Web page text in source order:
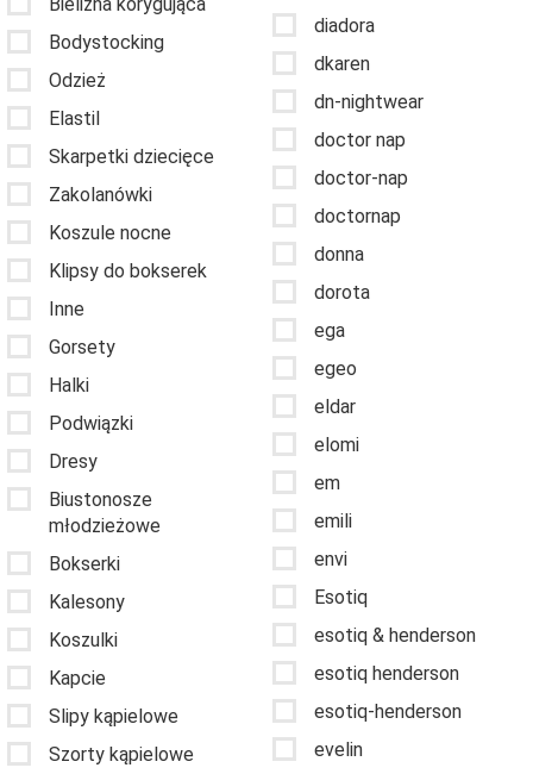
Bodystocking
Odzież
Elastil
Skarpetki dziecięce
Zakolanówki
Koszule nocne
Klipsy do bokserek
Inne
Gorsety
Halki
Podwiązki
Dresy
Biustonosze
młodzieżowe
Bokserki
Kalesony
Koszulki
Kapcie
Slipy kąpielowe
Szorty kąpielowe
diadora
dkaren
dn-nightwear
doctor nap
doctor-nap
doctornap
donna
dorota
ega
egeo
eldar
elomi
em
emili
envi
Esotiq
esotiq & henderson
esotiq henderson
esotiq-henderson
evelin